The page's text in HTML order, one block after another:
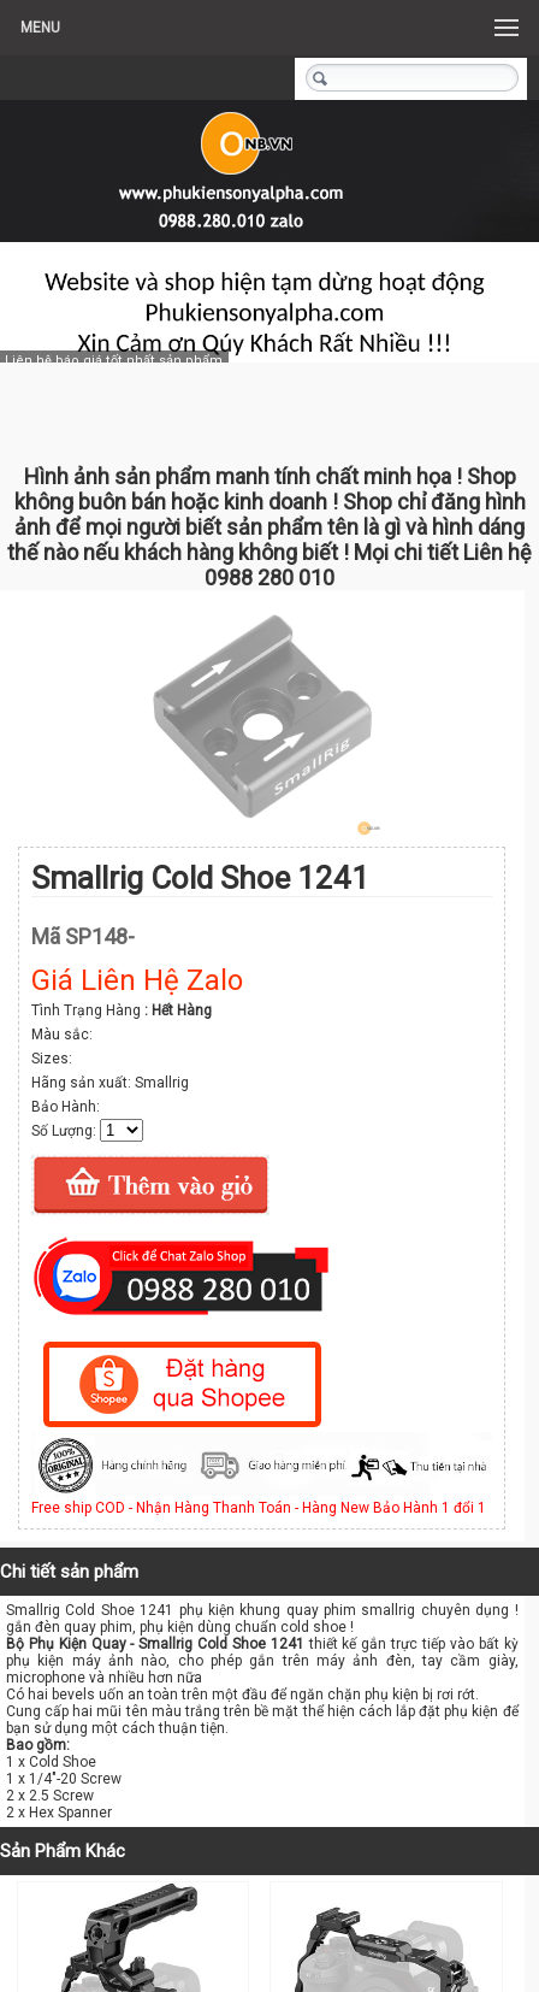
MENU
Liên hệ báo giá tốt nhất sản phẩm
Hình ảnh sản phẩm manh tính chất minh họa ! Shop
không buôn bán hoặc kinh doanh ! Shop chỉ đăng hình
ảnh để mọi người biết sản phẩm tên là gì và hình dáng
thế nào nếu khách hàng không biết ! Mọi chi tiết Liên hệ
0988 280 010
Smallrig Cold Shoe 1241
Mã SP148-
Giá Liên Hệ Zalo
Tình Trạng Hàng : Hết Hàng
Màu sắc:
Sizes:
Hãng sản xuất: Smallrig
Bảo Hành:
Số Lượng:
Free ship COD - Nhận Hàng Thanh Toán - Hàng New Bảo Hành 1 đổi 1
Chi tiết sản phẩm
Smallrig Cold Shoe 1241 phụ kiện khung quay phim smallrig chuyên dụng !
gắn đèn quay phim, phụ kiện dùng chuẩn cold shoe !
Bộ Phụ Kiện Quay - Smallrig Cold Shoe 1241 thiết kế gắn trực tiếp vào bất kỳ
phụ kiện máy ảnh nào, cho phép gắn trên máy ảnh đèn, tay cầm giày,
microphone và nhiều hơn nữa
Có hai bevels uốn an toàn trên một đầu để ngăn chặn phụ kiện bị rơi rớt.
Cung cấp hai mũi tên màu trắng trên bề mặt thể hiện cách lắp đặt phụ kiện để
bạn sử dụng một cách thuận tiện.
Bao gồm:
1 x Cold Shoe
1 x 1/4"-20 Screw
2 x 2.5 Screw
2 x Hex Spanner
Sản Phẩm Khác